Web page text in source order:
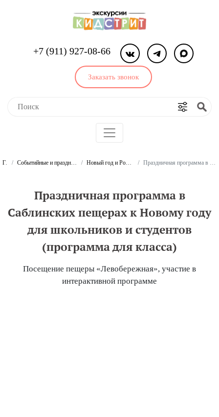
+7 (911) 927-08-66
Заказать звонок
Главная Событийные и праздничные экскурсии и программы для школьников, студентов и дошкольников Новый год и Рождество. Экскурсии и программы для школьников и студентов Праздничная программа в Саблинских пещерах к Новому году для школьников и студентов (программа для класса)
Праздничная программа в
Саблинских пещерах к Новому году
для школьников и студентов
(программа для класса)
Посещение пещеры «Левобережная», участие в
интерактивной программе